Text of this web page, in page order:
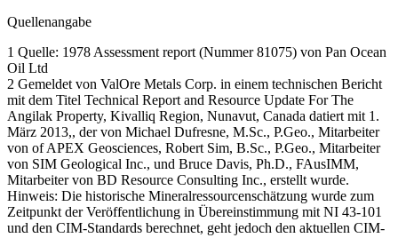
Quellenangabe
1 Quelle: 1978 Assessment report (Nummer 81075) von Pan Ocean
Oil Ltd
2 Gemeldet von ValOre Metals Corp. in einem technischen Bericht
mit dem Titel Technical Report and Resource Update For The
Angilak Property, Kivalliq Region, Nunavut, Canada datiert mit 1.
März 2013,, der von Michael Dufresne, M.Sc., P.Geo., Mitarbeiter
von of APEX Geosciences, Robert Sim, B.Sc., P.Geo., Mitarbeiter
von SIM Geological Inc., und Bruce Davis, Ph.D., FAusIMM,
Mitarbeiter von BD Resource Consulting Inc., erstellt wurde.
Hinweis: Die historische Mineralressourcenschätzung wurde zum
Zeitpunkt der Veröffentlichung in Übereinstimmung mit NI 43-101
und den CIM-Standards berechnet, geht jedoch den aktuellen CIM-